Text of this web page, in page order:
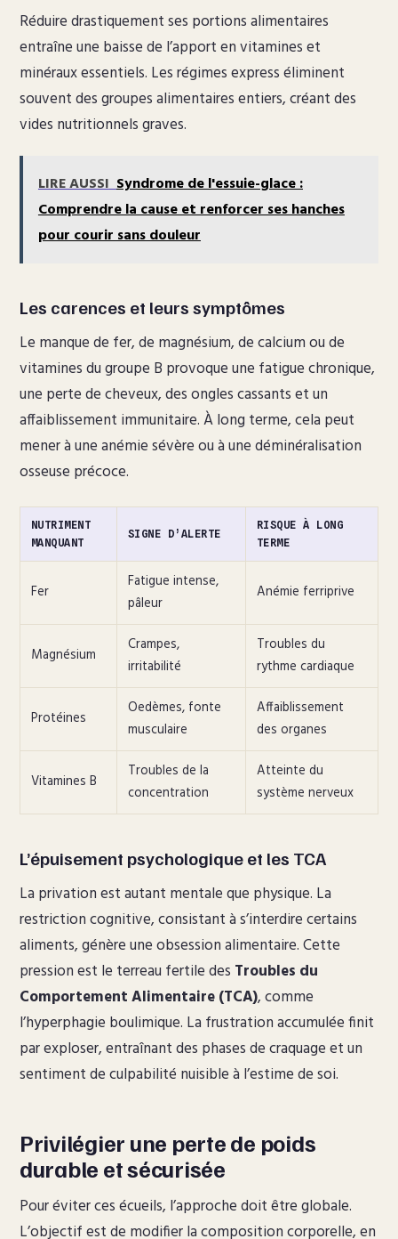
Réduire drastiquement ses portions alimentaires
entraîne une baisse de l’apport en vitamines et
minéraux essentiels. Les régimes express éliminent
souvent des groupes alimentaires entiers, créant des
vides nutritionnels graves.
LIRE AUSSI Syndrome de l'essuie-glace :
Comprendre la cause et renforcer ses hanches
pour courir sans douleur
Les carences et leurs symptômes
Le manque de fer, de magnésium, de calcium ou de
vitamines du groupe B provoque une fatigue chronique,
une perte de cheveux, des ongles cassants et un
affaiblissement immunitaire. À long terme, cela peut
mener à une anémie sévère ou à une déminéralisation
osseuse précoce.
NUTRIMENT
MANQUANT
SIGNE D’ALERTE
RISQUE À LONG
TERME
Fer
Fatigue intense,
pâleur
Anémie ferriprive
Magnésium
Crampes,
irritabilité
Troubles du
rythme cardiaque
Protéines
Oedèmes, fonte
musculaire
Affaiblissement
des organes
Vitamines B
Troubles de la
concentration
Atteinte du
système nerveux
L’épuisement psychologique et les TCA
La privation est autant mentale que physique. La
restriction cognitive, consistant à s’interdire certains
aliments, génère une obsession alimentaire. Cette
pression est le terreau fertile des Troubles du
Comportement Alimentaire (TCA), comme
l’hyperphagie boulimique. La frustration accumulée finit
par exploser, entraînant des phases de craquage et un
sentiment de culpabilité nuisible à l’estime de soi.
Privilégier une perte de poids
durable et sécurisée
Pour éviter ces écueils, l’approche doit être globale.
L’objectif est de modifier la composition corporelle, en